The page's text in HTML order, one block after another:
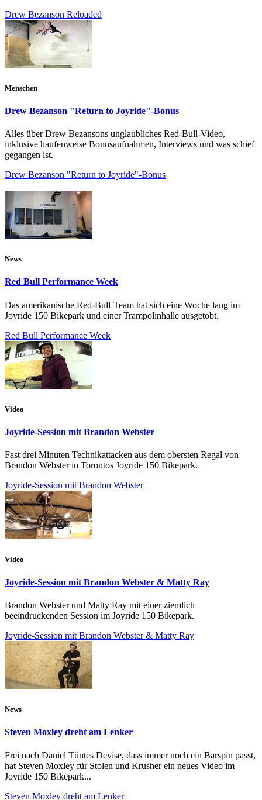
Drew Bezanson Reloaded
Menschen
Drew Bezanson "Return to Joyride"-Bonus
Alles über Drew Bezansons unglaubliches Red-Bull-Video,
inklusive haufenweise Bonusaufnahmen, Interviews und was schief
gegangen ist.
Drew Bezanson "Return to Joyride"-Bonus
News
Red Bull Performance Week
Das amerikanische Red-Bull-Team hat sich eine Woche lang im
Joyride 150 Bikepark und einer Trampolinhalle ausgetobt.
Red Bull Performance Week
Video
Joyride-Session mit Brandon Webster
Fast drei Minuten Technikattacken aus dem obersten Regal von
Brandon Webster in Torontos Joyride 150 Bikepark.
Joyride-Session mit Brandon Webster
Video
Joyride-Session mit Brandon Webster & Matty Ray
Brandon Webster und Matty Ray mit einer ziemlich
beeindruckenden Session im Joyride 150 Bikepark.
Joyride-Session mit Brandon Webster & Matty Ray
News
Steven Moxley dreht am Lenker
Frei nach Daniel Tüntes Devise, dass immer noch ein Barspin passt,
hat Steven Moxley für Stolen und Krusher ein neues Video im
Joyride 150 Bikepark...
Steven Moxley dreht am Lenker